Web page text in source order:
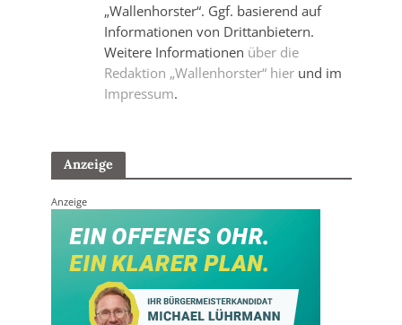
„Wallenhorster“. Ggf. basierend auf
Informationen von Drittanbietern.
Weitere Informationen über die
Redaktion „Wallenhorster“ hierund im
Impressum.
Anzeige
Anzeige